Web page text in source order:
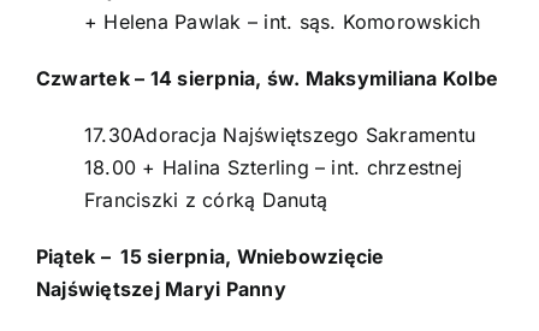
+ Helena Pawlak – int. sąs. Komorowskich
Czwartek – 14 sierpnia, św. Maksymiliana Kolbe
17.30Adoracja Najświętszego Sakramentu
18.00 + Halina Szterling – int. chrzestnej
Franciszki z córką Danutą
Piątek – 15 sierpnia, Wniebowzięcie
Najświętszej Maryi Panny